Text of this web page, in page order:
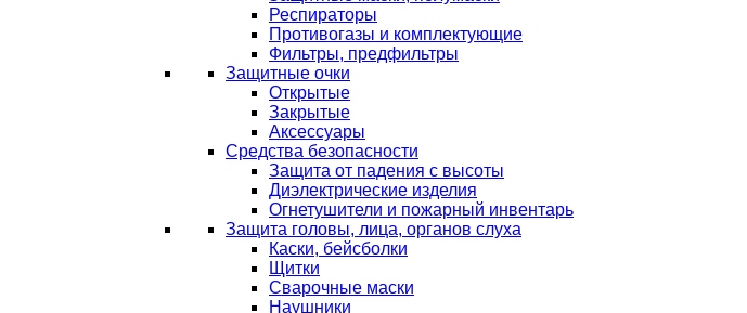
Респираторы
Противогазы и комплектующие
Фильтры, предфильтры
Защитные очки
Открытые
Закрытые
Аксессуары
Средства безопасности
Защита от падения с высоты
Диэлектрические изделия
Огнетушители и пожарный инвентарь
Защита головы, лица, органов слуха
Каски, бейсболки
Щитки
Сварочные маски
Наушники